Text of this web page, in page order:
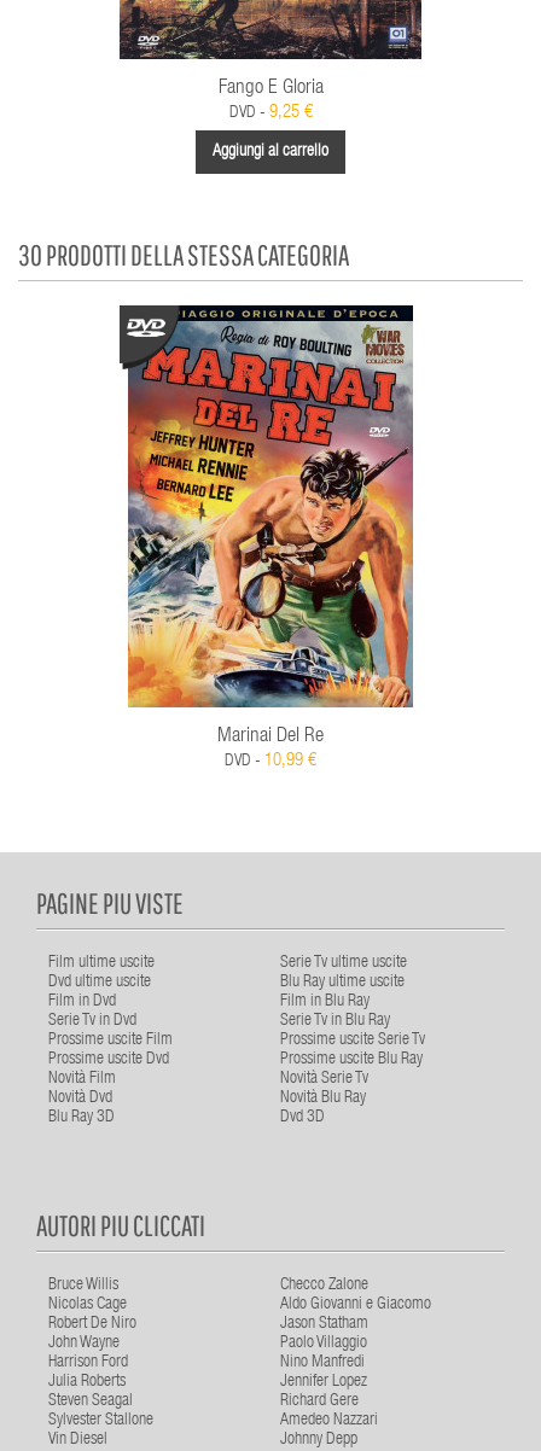
Fango E Gloria
DVD - 9,25 €
Aggiungi al carrello
30 PRODOTTI DELLA STESSA CATEGORIA
Marinai Del Re
DVD - 10,99 €
PAGINE PIU VISTE
Film ultime uscite
Serie Tv ultime uscite
Dvd ultime uscite
Blu Ray ultime uscite
Film in Dvd
Film in Blu Ray
Serie Tv in Dvd
Serie Tv in Blu Ray
Prossime uscite Film
Prossime uscite Serie Tv
Prossime uscite Dvd
Prossime uscite Blu Ray
Novità Film
Novità Serie Tv
Novità Dvd
Novità Blu Ray
Blu Ray 3D
Dvd 3D
AUTORI PIU CLICCATI
Bruce Willis
Checco Zalone
Nicolas Cage
Aldo Giovanni e Giacomo
Robert De Niro
Jason Statham
John Wayne
Paolo Villaggio
Harrison Ford
Nino Manfredi
Julia Roberts
Jennifer Lopez
Steven Seagal
Richard Gere
Sylvester Stallone
Amedeo Nazzari
Vin Diesel
Johnny Depp